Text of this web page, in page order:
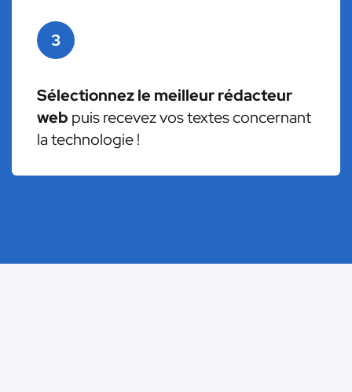
3
Sélectionnez le meilleur rédacteur
web puis recevez vos textes concernant
la technologie !